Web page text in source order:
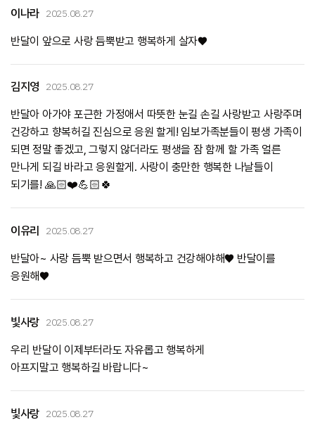
이나라 2025.08.27
반달이 앞으로 사랑 듬뿍받고 행복하게 살자♥️
김지영 2025.08.27
반달아 아가야 포근한 가정애서 따뜻한 눈길 손길 사랑받고 사랑주며
건강하고 향복허길 진심으로 응원 할게! 임보가족분들이 평생 가족이
되면 정말 좋겠고, 그렇지 않더라도 평생을 잠 함께 할 가족 얼른
만나게 되길 바라고 응원할게. 사랑이 충만한 행복한 나날들이
되기를! 🙏🏻❤️💪🏻🍀
이유리 2025.08.27
반달아~ 사랑 듬뿍 받으면서 행복하고 건강해야해♥︎ 반달이를
응원해♥︎
빛사랑 2025.08.27
우리 반달이 이제부터라도 자유롭고 행복하게
아프지말고 행복하길 바랍니다~
빛사랑 2025.08.27